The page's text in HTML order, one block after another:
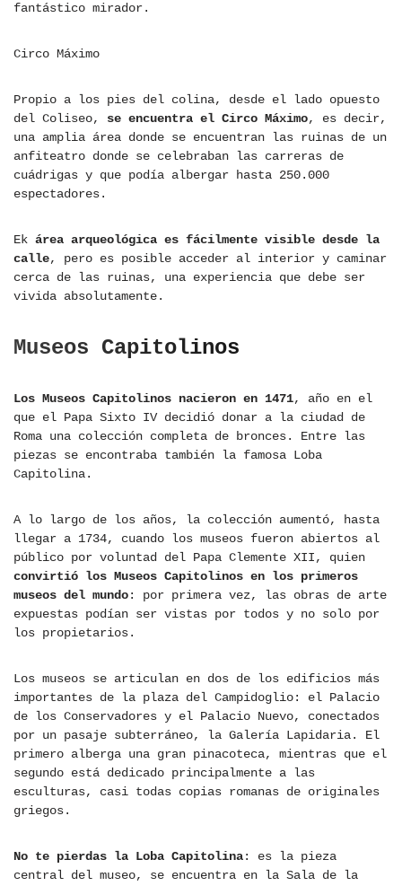
fantástico mirador.
Circo Máximo
Propio a los pies del colina, desde el lado opuesto
del Coliseo, se encuentra el Circo Máximo, es decir,
una amplia área donde se encuentran las ruinas de un
anfiteatro donde se celebraban las carreras de
cuádrigas y que podía albergar hasta 250.000
espectadores.
Ek área arqueológica es fácilmente visible desde la
calle, pero es posible acceder al interior y caminar
cerca de las ruinas, una experiencia que debe ser
vivida absolutamente.
Museos Capitolinos
Los Museos Capitolinos nacieron en 1471, año en el
que el Papa Sixto IV decidió donar a la ciudad de
Roma una colección completa de bronces. Entre las
piezas se encontraba también la famosa Loba
Capitolina.
A lo largo de los años, la colección aumentó, hasta
llegar a 1734, cuando los museos fueron abiertos al
público por voluntad del Papa Clemente XII, quien
convirtió los Museos Capitolinos en los primeros
museos del mundo: por primera vez, las obras de arte
expuestas podían ser vistas por todos y no solo por
los propietarios.
Los museos se articulan en dos de los edificios más
importantes de la plaza del Campidoglio: el Palacio
de los Conservadores y el Palacio Nuevo, conectados
por un pasaje subterráneo, la Galería Lapidaria. El
primero alberga una gran pinacoteca, mientras que el
segundo está dedicado principalmente a las
esculturas, casi todas copias romanas de originales
griegos.
No te pierdas la Loba Capitolina: es la pieza
central del museo, se encuentra en la Sala de la